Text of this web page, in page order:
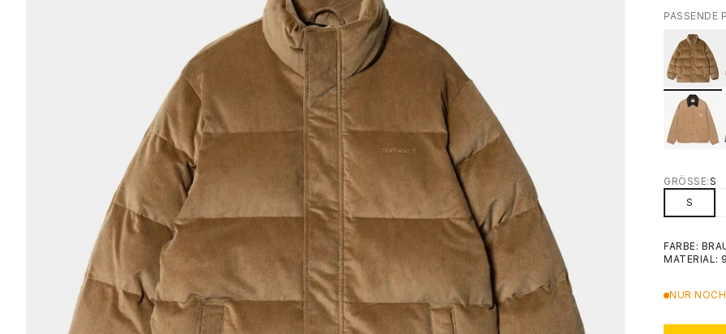
PASSENDE
GRÖSSE: S
S
FARBE:
MATERIAL:
NUR